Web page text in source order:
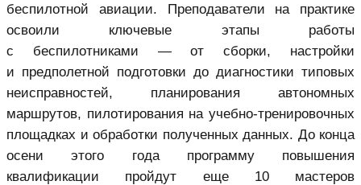
беспилотной авиации. Преподаватели на практике
освоили ключевые этапы работы
с беспилотниками — от сборки, настройки
и предполетной подготовки до диагностики типовых
неисправностей, планирования автономных
маршрутов, пилотирования на учебно-тренировочных
площадках и обработки полученных данных. До конца
осени этого года программу повышения
квалификации пройдут еще 10 мастеров